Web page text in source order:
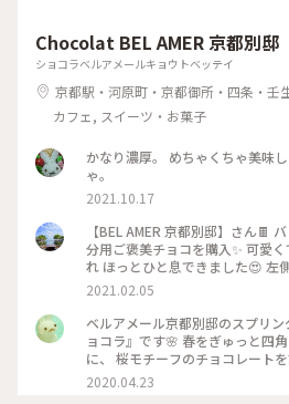
Chocolat BEL AMER 京都別邸
ショコラベルアメールキョウトベッテイ
京都駅・河原町・京都御所・四条・壬
カフェ, スイーツ・お菓子
かなり濃厚。 めちゃくちゃ美味
ゃ。
2021.10.17
【BEL AMER 京都別邸】さん🍫 バレンタインということで 自
分用ご褒美チョコを購入✨ 可愛
れ ほっとひと息できました😍 左側のスティックショコラは キ
ャラメルやルビーチョコ、 右側
抹茶や宮崎県産日向夏 愛媛県産ほうじ茶など
言っても たくさんの味を楽しめる✨ パッケージやデザ
とても可愛いので ご褒美チョコ
にもおすすめの詰め合わせです♡ #ほっとひと息 #バレンタイ
2021.02.05
ベルアメール京都別邸のスプリ
ョコラ』です🌸 春をぎゅっと四角く固めたようなボックス
に、 桜モチーフのチョコレートを詰め込ん
良いですが、丸いかたちは 丸窓
ます。 右から ・桜ブラン・桜ノワール・桜ルビー・桜ミル
2020.04.23